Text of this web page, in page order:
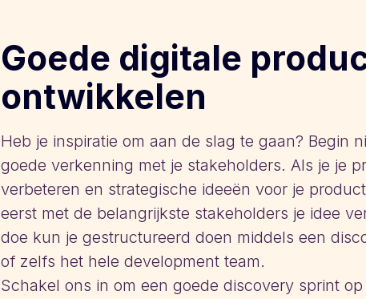
Goede digitale
ontwikkelen
Heb je inspiratie om aan de slag te gaan? Begin
goede verkenning met je stakeholders. Als je je
verbeteren en strategische ideeën voor je
eerst met de belangrijkste stakeholders je idee
doe kun je gestructureerd doen middels een
of zelfs het hele development team.
Schakel ons in om een goede discovery sprint